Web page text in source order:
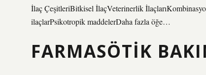
İlaç ÇeşitleriBitkisel İlaçVeterinerlik
ilaçlarPsikotropik maddelerDaha fazla öğe…
FARMASÖTIK